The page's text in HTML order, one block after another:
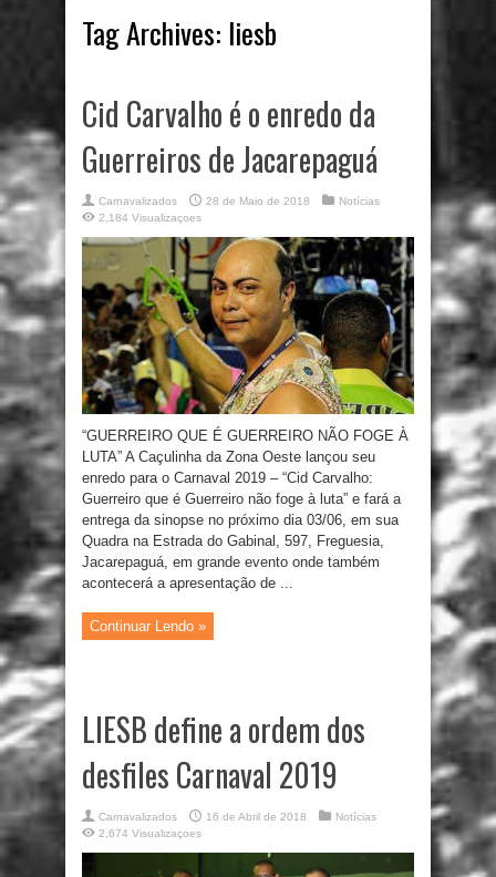
Tag Archives: liesb
Cid Carvalho é o enredo da
Guerreiros de Jacarepaguá
Carnavalizados 28 de Maio de 2018
Notícias
2,184 Visualizaçoes
“GUERREIRO QUE É GUERREIRO NÃO FOGE À
LUTA” A Caçulinha da Zona Oeste lançou seu
enredo para o Carnaval 2019 – “Cid Carvalho:
Guerreiro que é Guerreiro não foge à luta” e fará a
entrega da sinopse no próximo dia 03/06, em sua
Quadra na Estrada do Gabinal, 597, Freguesia,
Jacarepaguá, em grande evento onde também
acontecerá a apresentação de ...
Continuar Lendo »
LIESB define a ordem dos
desfiles Carnaval 2019
Carnavalizados 16 de Abril de 2018
Notícias
2,674 Visualizaçoes